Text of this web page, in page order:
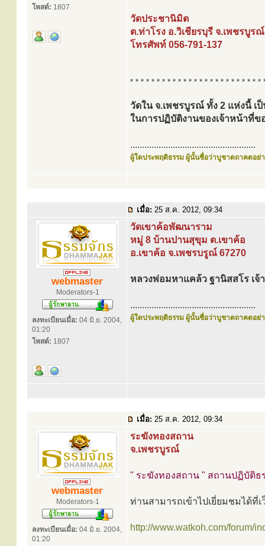
โพสต์: 1807
วัดประชานิมิต
ต.ท่าโรง อ.วิเชียรบุรี จ.เพชรบูร
โทรศัพท์ 056-791-137
* * * * * * * * * * * * * * * * * * * * * * * * *
วัดใน จ.เพชรบูรณ์ ทั้ง 2 แห่งนี้ เ
ในการปฏิบัติงานของเจ้าหน้าที่
.....................................................
ผู้ใดประพฤติธรรม ผู้นั้นชื่อว่าบูชาตถาคตอย่า
เมื่อ: 25 ส.ค. 2012, 09:34
webmaster
Moderators-1
ลงทะเบียนเมื่อ: 04 มิ.ย. 2004,
01:20
โพสต์: 1807
วัดเขาค้อพัฒนาราม
หมู่ 8 บ้านปานสุขุม ต.เขาค้อ
อ.เขาค้อ จ.เพชรบรูณ์ 67270
หลวงพ่อมหาแคล้ว ฐานิสสโร เจ้
.....................................................
ผู้ใดประพฤติธรรม ผู้นั้นชื่อว่าบูชาตถาคตอย่า
เมื่อ: 25 ส.ค. 2012, 09:34
webmaster
Moderators-1
ลงทะเบียนเมื่อ: 04 มิ.ย. 2004,
01:20
ระฆังทองสถาน
จ.เพชรบูรณ์
" ระฆังทองสถาน " สถานปฏิบัติธ
ท่านสามารถเข้าไปเยี่ยมชมได้ที่เ
http://www.watkoh.com/forum/